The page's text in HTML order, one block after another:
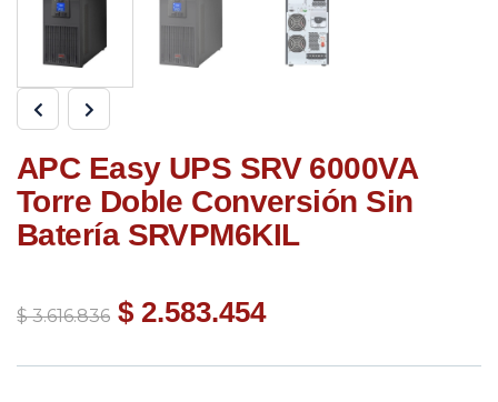
APC Easy UPS SRV 6000VA
Torre Doble Conversión Sin
Batería SRVPM6KIL
$3.616.836 $ 2.583.454